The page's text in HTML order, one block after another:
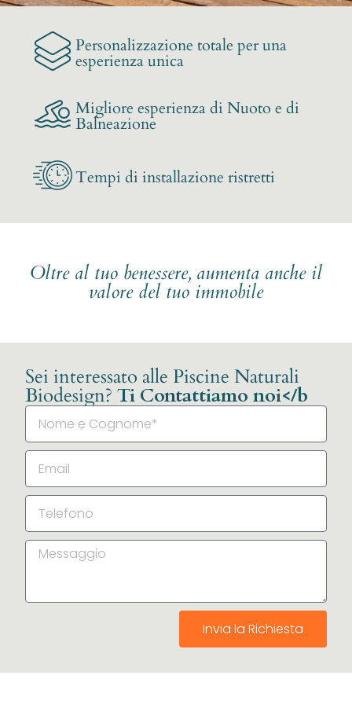
Personalizzazione totale per una
esperienza unica
Migliore esperienza di Nuoto e di
Balneazione
Tempi di installazione ristretti
Oltre al tuo benessere, aumenta anche il
valore del tuo immobile
Sei interessato alle Piscine Naturali
Biodesign? Ti Contattiamo noi</b
Invia la Richiesta